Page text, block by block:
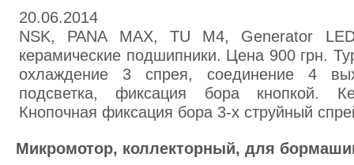
20.06.2014
NSK, PANA MAX, TU M4, Generator
керамические подшипники. Цена 900 грн.
охлаждение 3 спрея, соединение 4
подсветка, фиксация бора кнопкой.
Кнопочная фиксация бора 3-x струйный
Микромотор, коллекторный, для